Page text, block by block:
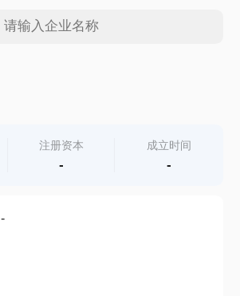
注册资本
-
成立时间
-
-